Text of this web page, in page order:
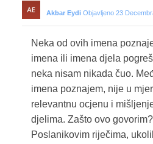
Akbar Eydi Objavljeno 23
Neka od ovih imena
imena ili imena djela
neka nisam nikada čuo.
imena poznajem, nije u
relevantnu ocjenu i
djelima. Zašto ovo
Poslanikovim riječima,